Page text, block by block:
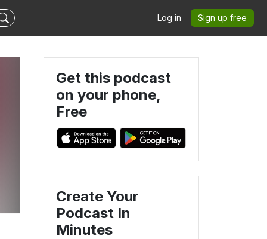
Log in Sign up free
Get this podcast
on your phone,
Free
Create Your
Podcast In
Minutes